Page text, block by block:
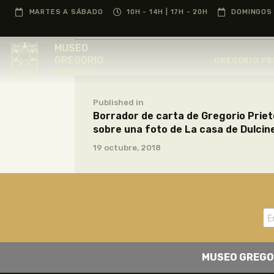
MARTES A SÁBADO 10H - 14H | 17H - 20H
MUSEO
Published in
Borrador de carta de Gregorio
sobre una foto de La casa de
19 octubre, 2018
MUSEO